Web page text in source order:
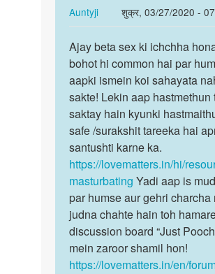
apki
kya
by
Auntyji
hu
Auntyji
शुक्र, 03/27/2020 -
In
reply
to
Me
sex
karna
chahta
hu
by
Ajay
Ajay
beta
sex
ki
ichchha…
Ajay beta sex ki ichchha
bohot hi common hai par hum
aapki ismein koi sahayata
sakte! Lekin aap hastmethun
saktay hain kyunki
safe /surakshit tareeka hai
santushti karne ka.
https://lovematters.in/hi/
masturbating Yadi aap is
par humse aur gehri charcha
judna chahte hain toh
discussion board “Just
mein zaroor shamil hon!
https://lovematters.in/en/